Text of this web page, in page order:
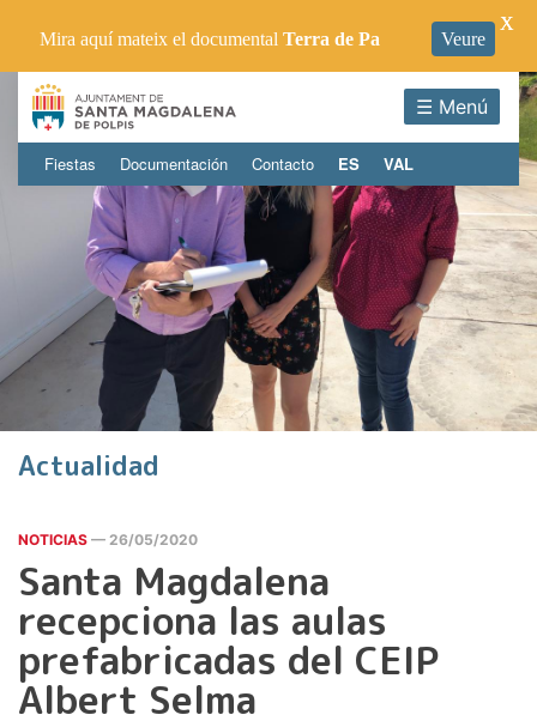
☰ Menú
Fiestas Documentación Contacto ES VAL
Actualidad
NOTICIAS — 26/05/2020
Santa Magdalena
recepciona las aulas
prefabricadas del CEIP
Albert Selma
Mira aquí mateix el documental Terra de Pa Veure
X